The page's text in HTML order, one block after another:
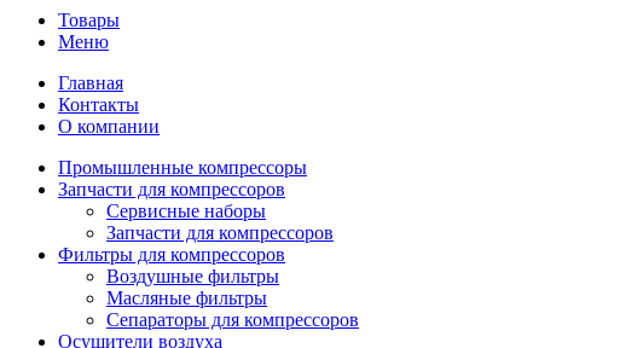
Товары
Меню
Главная
Контакты
О компании
Промышленные компрессоры
Запчасти для компрессоров
Сервисные наборы
Запчасти для компрессоров
Фильтры для компрессоров
Воздушные фильтры
Масляные фильтры
Сепараторы для компрессоров
Осушители воздуха